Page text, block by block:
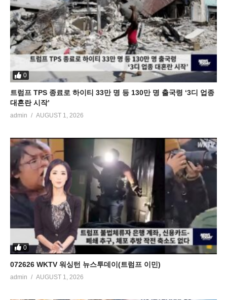
0
트럼프 TPS 종료로 하이티 33만 명 등 130만 명 출국령 ‘3디 업종
대혼란 시작’
admin AUGUST 1, 2026
0
072626 WKTV 워싱턴 뉴스투데이(트럼프 이민)
admin AUGUST 1, 2026